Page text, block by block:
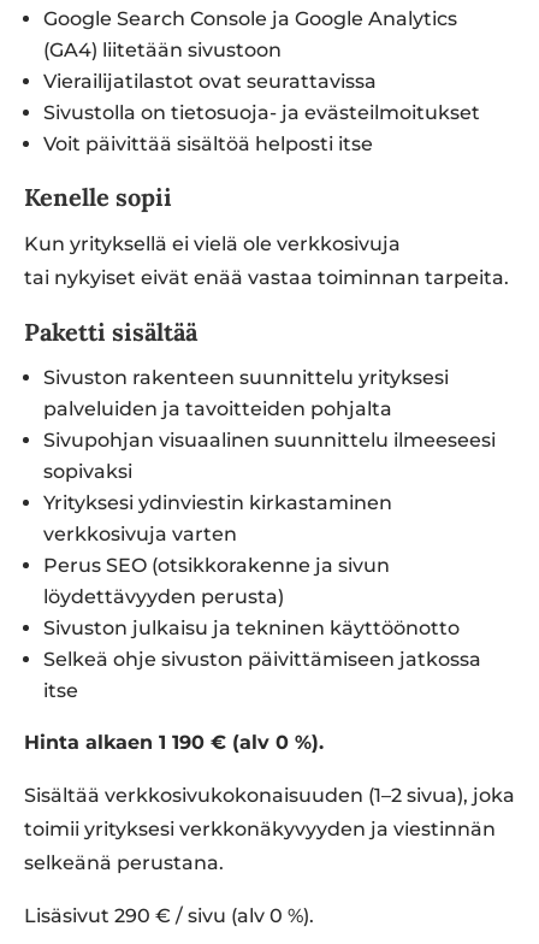
Google Search Console ja Google Analytics
(GA4) liitetään sivustoon
Vierailijatilastot ovat seurattavissa
Sivustolla on tietosuoja- ja evästeilmoitukset
Voit päivittää sisältöä helposti itse
Kenelle sopii
Kun yrityksellä ei vielä ole verkkosivuja
tai nykyiset eivät enää vastaa toiminnan tarpeita.
Paketti sisältää
Sivuston rakenteen suunnittelu yrityksesi
palveluiden ja tavoitteiden pohjalta
Sivupohjan visuaalinen suunnittelu ilmeeseesi
sopivaksi
Yrityksesi ydinviestin kirkastaminen
verkkosivuja varten
Perus SEO (otsikkorakenne ja sivun
löydettävyyden perusta)
Sivuston julkaisu ja tekninen käyttöönotto
Selkeä ohje sivuston päivittämiseen jatkossa
itse
Hinta alkaen 1 190 € (alv 0 %).
Sisältää verkkosivukokonaisuuden (1–2 sivua), joka
toimii yrityksesi verkkonäkyvyyden ja viestinnän
selkeänä perustana.
Lisäsivut 290 € / sivu (alv 0 %).